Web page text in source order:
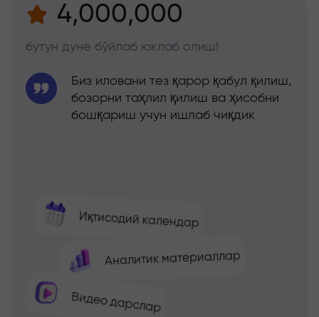
4,000,000
бутун дунё бўйлаб юклаб олиш!
Иқтисодий календар
Аналитик материаллар
Видео дарслар
Биз иловани тез қарор қабул қилиш,
бозорни таҳлил қилиш ва ҳисобни
бошқариш учун ишлаб чиқдик